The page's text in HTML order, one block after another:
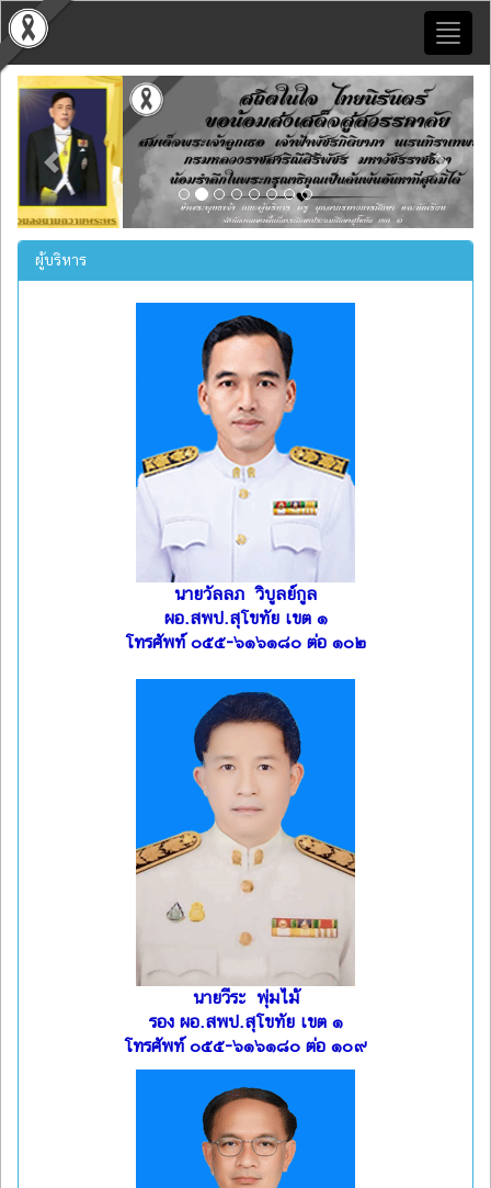
Previous
ผู้บริหาร
นายวัลลภ วิบูลย์กูล
ผอ.สพป.สุโขทัย เขต ๑
โทรศัพท์ ๐๕๕-๖๑๖๑๘๐ ต่อ ๑๐๒
นายวีระ พุ่มไม้
รอง ผอ.สพป.สุโขทัย เขต ๑
โทรศัพท์ ๐๕๕-๖๑๖๑๘๐ ต่อ ๑๐๙